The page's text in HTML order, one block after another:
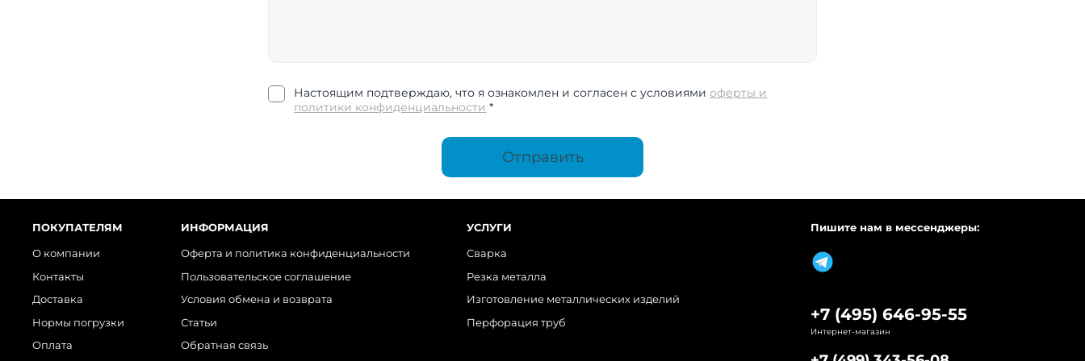
Настоящим подтверждаю, что я ознакомлен и согласен с условиямиоферты и
политики конфиденциальности *
Отправить
ПОКУПАТЕЛЯМ
О компании
Контакты
Доставка
Нормы погрузки
Оплата
ИНФОРМАЦИЯ
Оферта и политика конфиденциальности
Пользовательское соглашение
Условия обмена и возврата
Статьи
Обратная связь
УСЛУГИ
Сварка
Резка металла
Изготовление металлических изделий
Перфорация труб
Пишите нам в мессенджеры:
+7 (495) 646-95-55
Интернет-магазин